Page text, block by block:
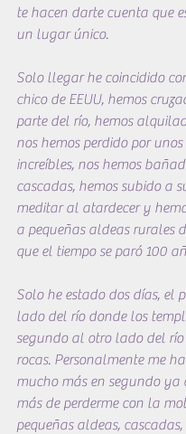
te hacen darte cuenta que
un lugar único.
Solo llegar he coincidido
chico de EEUU, hemos
parte del río, hemos
nos hemos perdido por unos
increíbles, nos hemos
cascadas, hemos subido a
meditar al atardecer y
a pequeñas aldeas rurales
que el tiempo se paró 100
Solo he estado dos días, el
lado del río donde los
segundo al otro lado del
rocas. Personalmente me
mucho más en segundo ya
más de perderme con la
pequeñas aldeas,